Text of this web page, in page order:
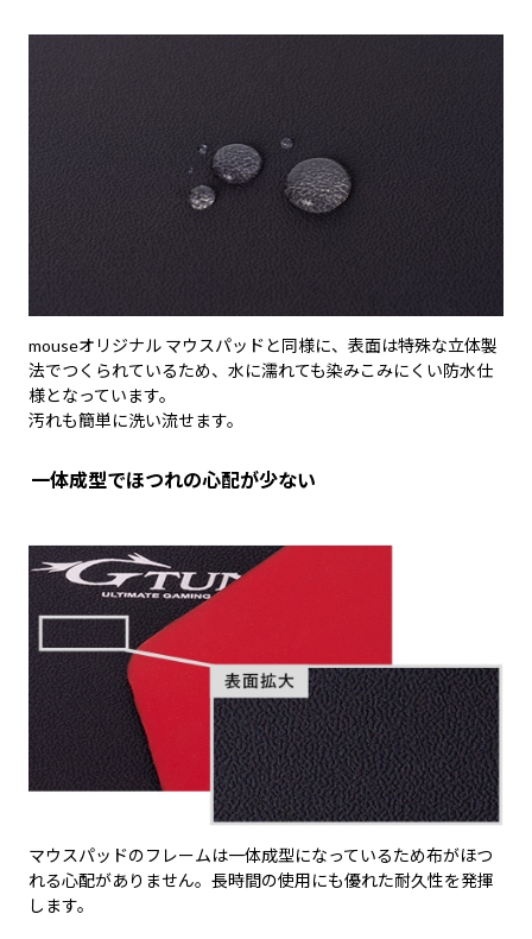
mouseオリジナル マウスパッドと同様に、表面は特殊な立体製
法でつくられているため、水に濡れても染みこみにくい防水仕
様となっています。
汚れも簡単に洗い流せます。
一体成型でほつれの心配が少ない
マウスパッドのフレームは一体成型になっているため布がほつ
れる心配がありません。長時間の使用にも優れた耐久性を発揮
します。